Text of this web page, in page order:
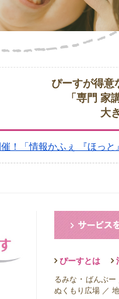
ぴーすが得意
「専門 家
大
！「情報かふぇ 『ほっと
ぴーすとは
るみな ･ ばんぶー
ぬくもり広場 ／